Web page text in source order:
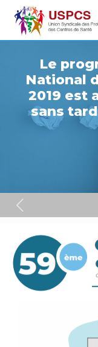
Le
National
2019 est
sans